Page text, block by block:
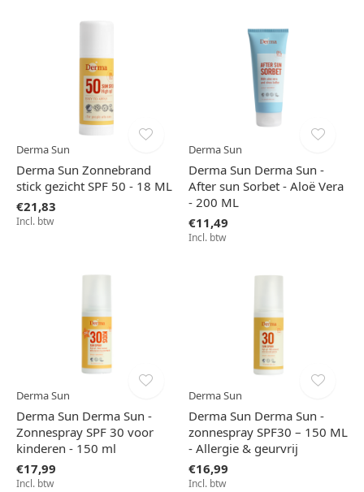
Derma Sun
Derma Sun Zonnebrand
stick gezicht SPF 50 - 18 ML
€21,83
Incl. btw
Derma Sun
Derma Sun Derma Sun -
After sun Sorbet - Aloë Vera
- 200 ML
€11,49
Incl. btw
Derma Sun
Derma Sun Derma Sun -
Zonnespray SPF 30 voor
kinderen - 150 ml
€17,99
Incl. btw
Derma Sun
Derma Sun Derma Sun -
zonnespray SPF30 – 150 ML
- Allergie & geurvrij
€16,99
Incl. btw